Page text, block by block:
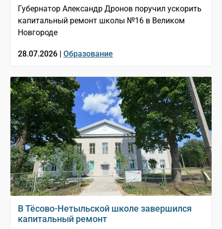
Губернатор Александр Дронов поручил ускорить
капитальный ремонт школы №16 в Великом
Новгороде
28.07.2026 | Образование
В Тёсово-Нетыльской школе завершился
капитальный ремонт